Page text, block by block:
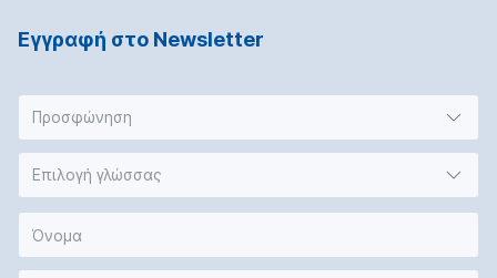
Εγγραφή στο Νewsletter
Προσφώνηση
Επιλογή γλώσσας